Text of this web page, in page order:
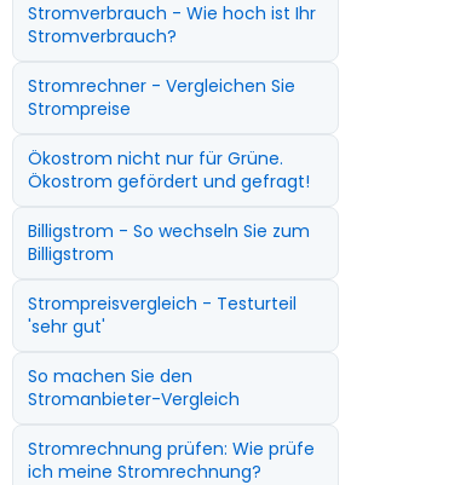
Stromverbrauch - Wie hoch ist Ihr
Stromverbrauch?
Stromrechner - Vergleichen Sie
Strompreise
Ökostrom nicht nur für Grüne.
Ökostrom gefördert und gefragt!
Billigstrom - So wechseln Sie zum
Billigstrom
Strompreisvergleich - Testurteil
'sehr gut'
So machen Sie den
Stromanbieter-Vergleich
Stromrechnung prüfen: Wie prüfe
ich meine Stromrechnung?